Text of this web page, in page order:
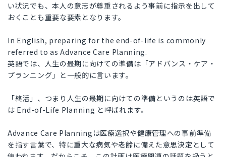
い状況でも、本人の意志が尊重されるよう事前に指示を出して
おくことも重要な要素となります。
In English, preparing for the end-of-life is commonly
referred to as Advance Care Planning.
英語では、人生の最期に向けての準備は「アドバンス・ケア・
プランニング」と一般的に言います。
「終活」、つまり人生の最期に向けての準備というのは英語で
は End-of-Life Planning と呼ばれます。
Advance Care Planningは医療選択や健康管理への事前準備
を指す言葉で、特に重大な病気や老齢に備えた意思決定として